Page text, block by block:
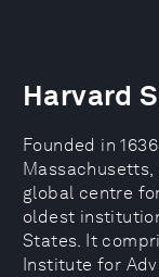
Harvard
Founded in
global centre
oldest
States. It
Institute for